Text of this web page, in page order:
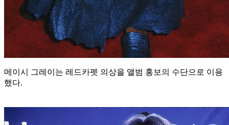
메이시 그레이는 레드카펫 의상을 앨범 홍보의 수단으로 이용
했다.